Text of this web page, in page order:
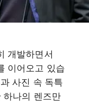
개발하면서
이어오고 있습
사진 속 독특
하나의 렌즈만